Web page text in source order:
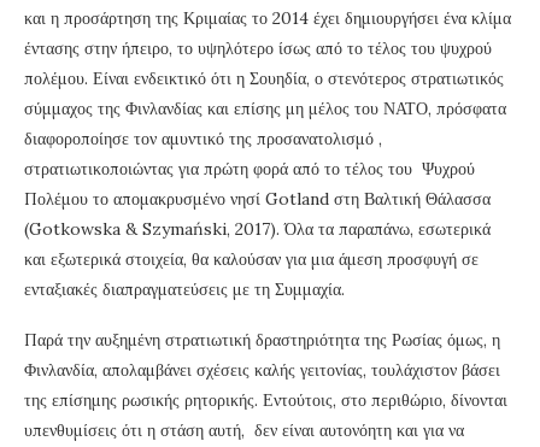
και η προσάρτηση της Κριμαίας το 2014 έχει δημιουργήσει ένα κλίμα
έντασης στην ήπειρο, το υψηλότερο ίσως από το τέλος του ψυχρού
πολέμου. Είναι ενδεικτικό ότι η Σουηδία, ο στενότερος στρατιωτικός
σύμμαχος της Φινλανδίας και επίσης μη μέλος του ΝΑΤΟ, πρόσφατα
διαφοροποίησε τον αμυντικό της προσανατολισμό ,
στρατιωτικοποιώντας για πρώτη φορά από το τέλος του Ψυχρού
Πολέμου το απομακρυσμένο νησί Gotland στη Βαλτική Θάλασσα
(Gotkowska & Szymański, 2017). Όλα τα παραπάνω, εσωτερικά
και εξωτερικά στοιχεία, θα καλούσαν για μια άμεση προσφυγή σε
ενταξιακές διαπραγματεύσεις με τη Συμμαχία.
Παρά την αυξημένη στρατιωτική δραστηριότητα της Ρωσίας όμως, η
Φινλανδία, απολαμβάνει σχέσεις καλής γειτονίας, τουλάχιστον βάσει
της επίσημης ρωσικής ρητορικής. Εντούτοις, στο περιθώριο, δίνονται
υπενθυμίσεις ότι η στάση αυτή, δεν είναι αυτονόητη και για να